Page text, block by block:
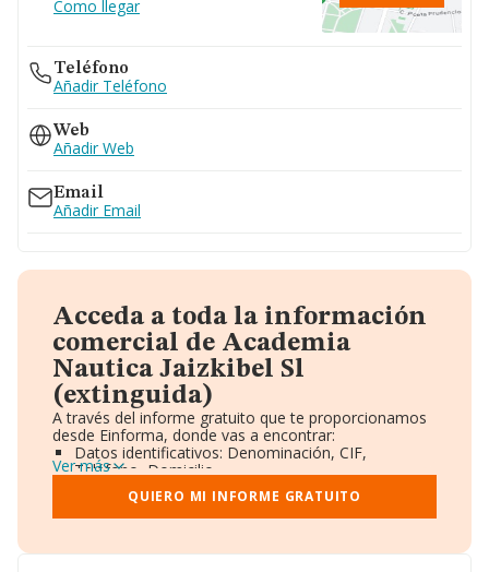
Como llegar
Teléfono
Añadir Teléfono
Web
Añadir Web
Email
Añadir Email
Acceda a toda la información
comercial de Academia
Nautica Jaizkibel Sl
(extinguida)
A través del informe gratuito que te proporcionamos
desde Einforma, donde vas a encontrar:
Datos identificativos: Denominación, CIF,
Teléfono, Domicilio.
Informe Mercantil Completo (BORME).
Gráficos de Evolución Ventas y Empleados.
Consejo de Administración y Administradores.
Accionistas.
Ver más
QUIERO MI INFORME GRATUITO